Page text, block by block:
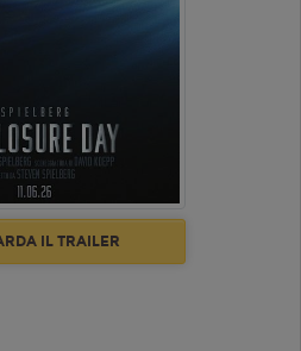
IL TRAILER